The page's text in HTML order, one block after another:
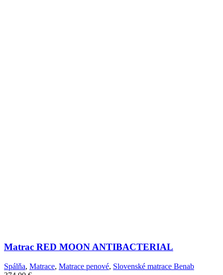
Matrac RED MOON ANTIBACTERIAL
Spálňa, Matrace, Matrace penové, Slovenské matrace Benab